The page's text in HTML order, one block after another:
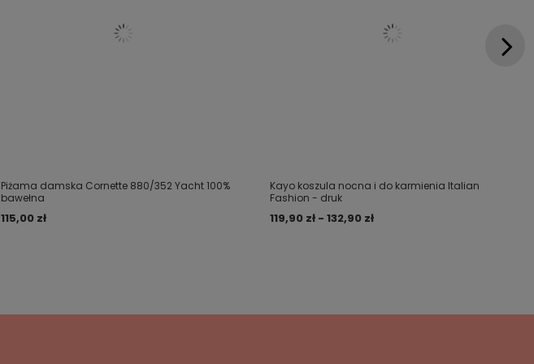
Piżama damska Cornette 880/352 Yacht 100%
bawełna
115,00 zł
Kayo koszula nocna i do karmienia Italian
Fashion - druk
119,90 zł - 132,90 zł